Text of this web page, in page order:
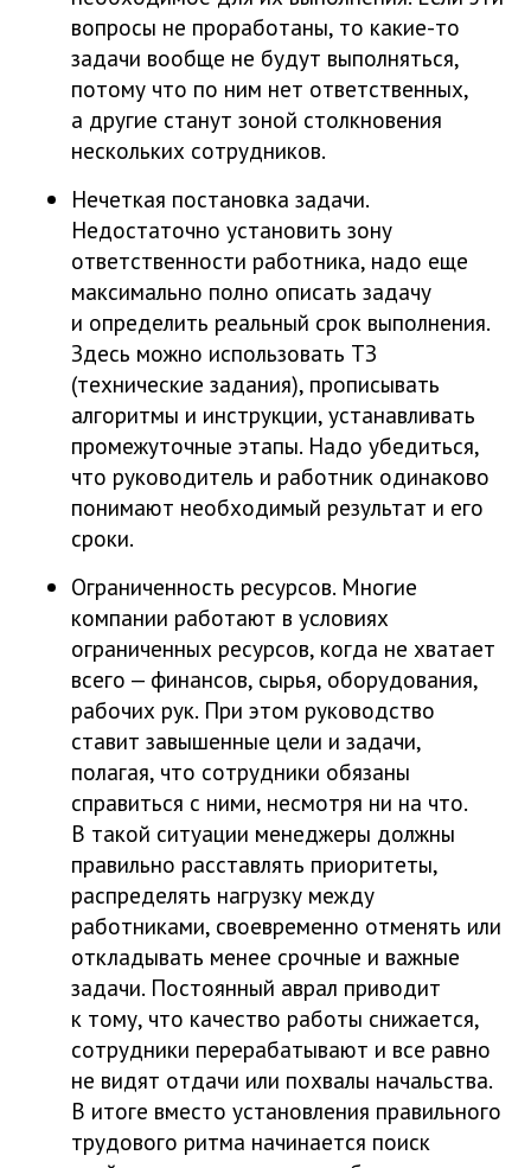
вопросы не проработаны, то какие-то
задачи вообще не будут выполняться,
потому что по ним нет ответственных,
а другие станут зоной столкновения
нескольких сотрудников.
Нечеткая постановка задачи.
Недостаточно установить зону
ответственности работника, надо еще
максимально полно описать задачу
и определить реальный срок выполнения.
Здесь можно использовать ТЗ
(технические задания), прописывать
алгоритмы и инструкции, устанавливать
промежуточные этапы. Надо убедиться,
что руководитель и работник одинаково
понимают необходимый результат и его
сроки.
Ограниченность ресурсов. Многие
компании работают в условиях
ограниченных ресурсов, когда не хватает
всего — финансов, сырья, оборудования,
рабочих рук. При этом руководство
ставит завышенные цели и задачи,
полагая, что сотрудники обязаны
справиться с ними, несмотря ни на что.
В такой ситуации менеджеры должны
правильно расставлять приоритеты,
распределять нагрузку между
работниками, своевременно отменять или
откладывать менее срочные и важные
задачи. Постоянный аврал приводит
к тому, что качество работы снижается,
сотрудники перерабатывают и все равно
не видят отдачи или похвалы начальства.
В итоге вместо установления правильного
трудового ритма начинается поиск